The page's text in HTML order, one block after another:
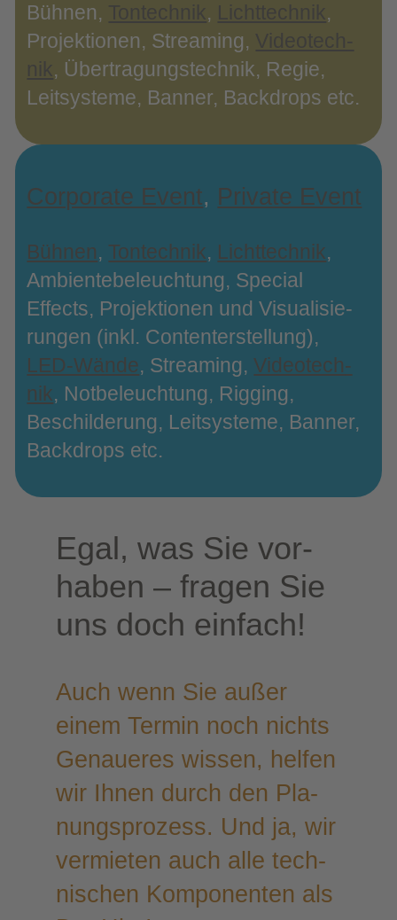
Büh­nen,
,
,
Pro­jek­tio­nen, Strea­ming,
, Über­tra­gungs­tech­nik, Regie,
Leit­sys­te­me, Ban­ner, Back­drops etc.
Cor­po­ra­te Event, Pri­va­te Event
Büh­nen, Ton­tech­nik, Licht­tech­nik,
Ambi­en­te­be­leuch­tung, Spe­cial
Effects, Pro­jek­tio­nen und Visua­li­sie­
run­gen (inkl. Con­ten­ter­stel­lung),
LED-​Wände, Strea­ming,Video­tech­
nik, Not­be­leuch­tung, Rig­ging,
Beschil­de­rung, Leit­sys­te­me, Ban­ner,
Back­drops etc.
Egal, was Sie vor­
ha­ben – fra­gen Sie
uns doch einfach!
Auch wenn Sie außer
einem Ter­min noch nichts
Genaue­res wis­sen, hel­fen
wir Ihnen durch den Pla­
nungs­pro­zess. Und ja, wir
ver­mie­ten auch alle tech­
ni­schen Kom­po­nen­ten als